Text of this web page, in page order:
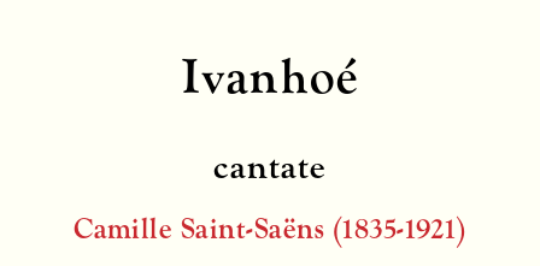
Ivanhoé
cantate
Camille Saint-Saëns (1835-1921)